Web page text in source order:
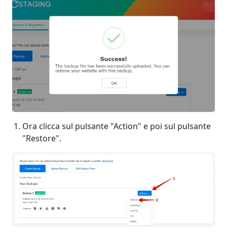
Ora clicca sul pulsante "Action" e poi sul pulsante
"Restore".